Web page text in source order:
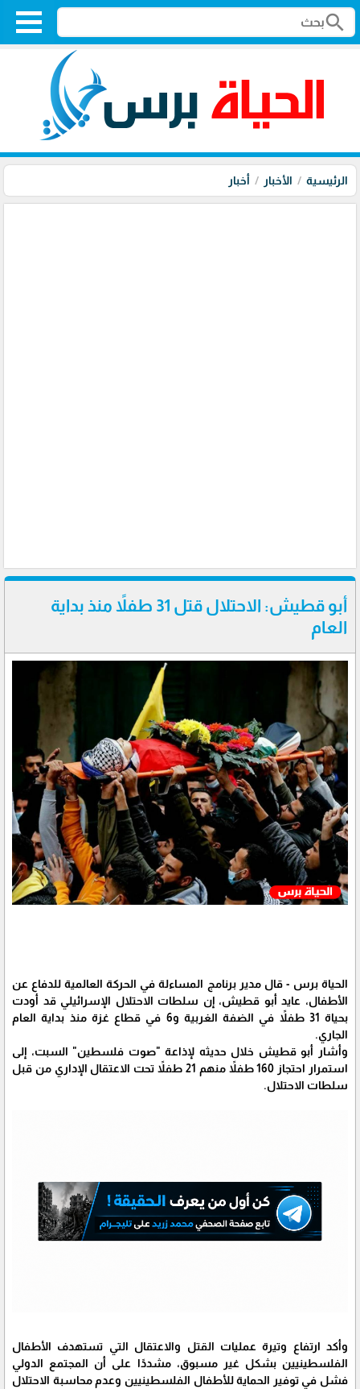
search
الرئيسية الأخبار أخبار
أبو قطيش: الاحتلال قتل 31 طفلاً منذ بداية
العام
الحياة برس - قال مدير برنامج المساءلة في الحركة العالمية للدفاع عن
الأطفال، عايد أبو قطيش، إن سلطات الاحتلال الإسرائيلي قد أودت
بحياة 31 طفلاً في الضفة الغربية و6 في قطاع غزة منذ بداية العام
الجاري.
وأشار أبو قطيش خلال حديثه لإذاعة "صوت فلسطين" السبت، إلى
استمرار احتجاز 160 طفلاً منهم 21 طفلاً تحت الاعتقال الإداري من قبل
سلطات الاحتلال.
وأكد ارتفاع وتيرة عمليات القتل والاعتقال التي تستهدف الأطفال
الفلسطينيين بشكل غير مسبوق، مشددًا على أن المجتمع الدولي
فشل في توفير الحماية للأطفال الفلسطينيين وعدم محاسبة الاحتلال